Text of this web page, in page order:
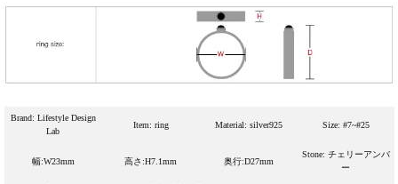
Brand: Lifestyle Design
Lab
Item: ring Material: silver925 Size: #7~#25
幅:W23mm 高さ:H7.1mm 奥行:D27mm
Stone: チェリーアンバ
ー